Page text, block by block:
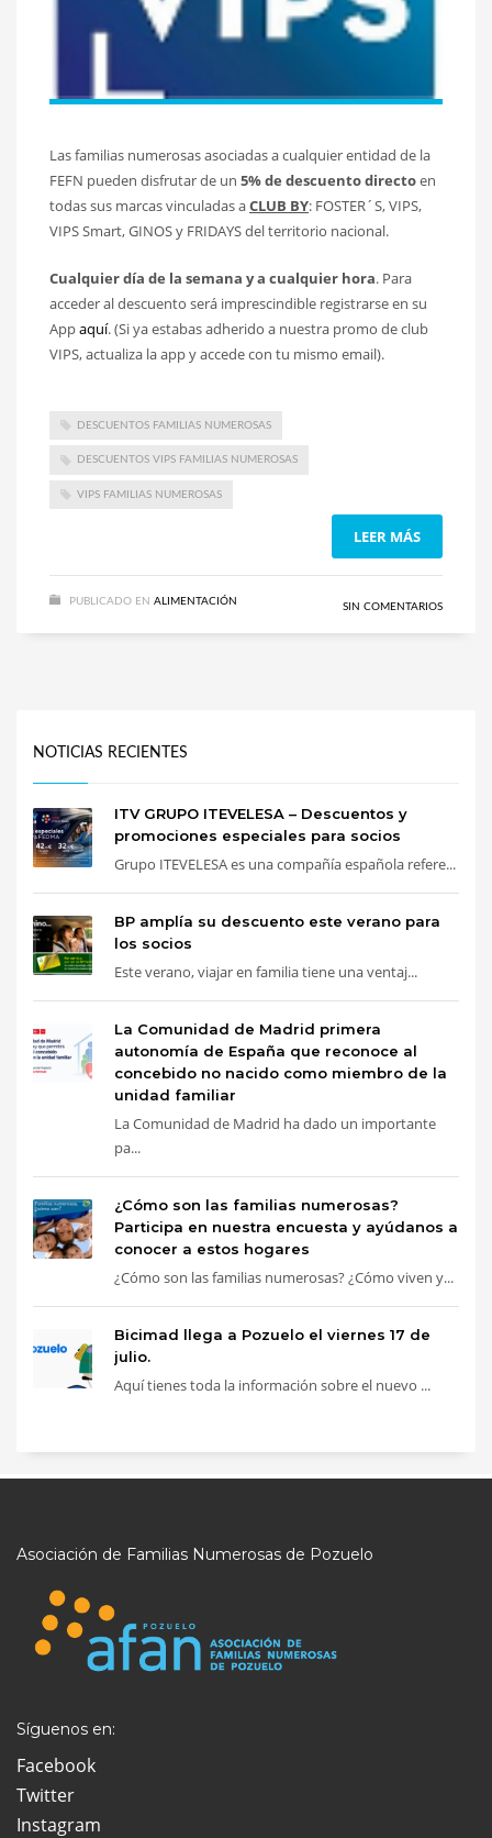
Las familias numerosas asociadas a cualquier entidad de la
FEFN pueden disfrutar de un 5% de descuento directoen
todas sus marcas vinculadas aCLUB BY: FOSTER´S, VIPS,
VIPS Smart, GINOS y FRIDAYS del territorio nacional.
Cualquier día de la semana y a cualquier hora. Para
acceder al descuento será imprescindible registrarse en su
Appaquí. (Si ya estabas adherido a nuestra promo de club
VIPS, actualiza la app y accede con tu mismo email).
DESCUENTOS FAMILIAS NUMEROSAS
DESCUENTOS VIPS FAMILIAS NUMEROSAS
VIPS FAMILIAS NUMEROSAS
LEER MÁS
PUBLICADO EN ALIMENTACIÓN SIN COMENTARIOS
NOTICIAS RECIENTES
ITV GRUPO ITEVELESA – Descuentos y
promociones especiales para socios
Grupo ITEVELESA es una compañía española refere...
BP amplía su descuento este verano para
los socios
Este verano, viajar en familia tiene una ventaj...
La Comunidad de Madrid primera
autonomía de España que reconoce al
concebido no nacido como miembro de la
unidad familiar
La Comunidad de Madrid ha dado un importante
pa...
¿Cómo son las familias numerosas?
Participa en nuestra encuesta y ayúdanos a
conocer a estos hogares
¿Cómo son las familias numerosas? ¿Cómo viven y...
Bicimad llega a Pozuelo el viernes 17 de
julio.
Aquí tienes toda la información sobre el nuevo ...
Asociación de Familias Numerosas de Pozuelo
Síguenos en:
Facebook
Twitter
Instagram